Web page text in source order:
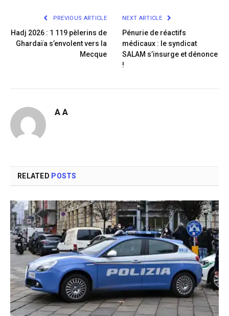
PREVIOUS ARTICLE
Hadj 2026 : 1 119 pèlerins de
Ghardaïa s’envolent vers la
Mecque
NEXT ARTICLE
Pénurie de réactifs
médicaux : le syndicat
SALAM s’insurge et dénonce
!
A A
RELATED POSTS